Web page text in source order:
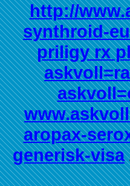
http://
synthroid-
priligy rx
aropax-
generisk-visa